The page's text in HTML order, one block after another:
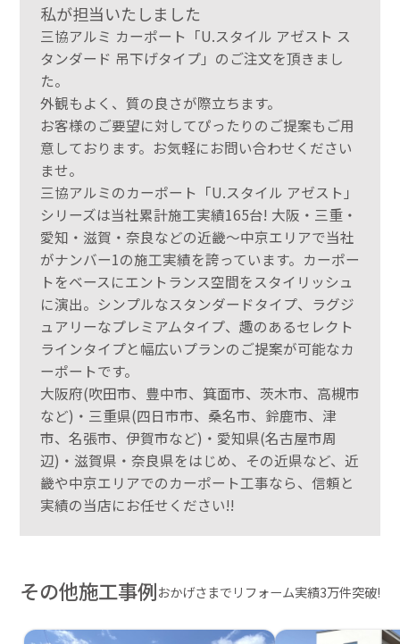
私が担当いたしました
三協アルミ カーポート「U.スタイル アゼスト ス
タンダード 吊下げタイプ」のご注文を頂きまし
た。
外観もよく、質の良さが際立ちます。
お客様のご要望に対してぴったりのご提案もご用
意しております。お気軽にお問い合わせください
ませ。
三協アルミのカーポート「U.スタイル アゼスト」
シリーズは当社累計施工実績165台! 大阪・三重・
愛知・滋賀・奈良などの近畿～中京エリアで当社
がナンバー1の施工実績を誇っています。カーポー
トをベースにエントランス空間をスタイリッシュ
に演出。シンプルなスタンダードタイプ、ラグジ
ュアリーなプレミアムタイプ、趣のあるセレクト
ラインタイプと幅広いプランのご提案が可能なカ
ーポートです。
大阪府(吹田市、豊中市、箕面市、茨木市、高槻市
など)・三重県(四日市市、桑名市、鈴鹿市、津
市、名張市、伊賀市など)・愛知県(名古屋市周
辺)・滋賀県・奈良県をはじめ、その近県など、近
畿や中京エリアでのカーポート工事なら、信頼と
実績の当店にお任せください!!
その他施工事例おかげさまでリフォーム実績3万件突破!